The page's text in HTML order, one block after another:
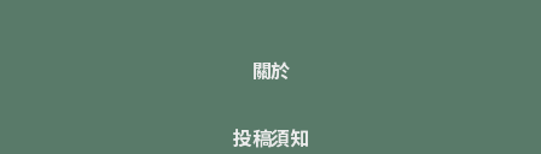
關於
投稿須知